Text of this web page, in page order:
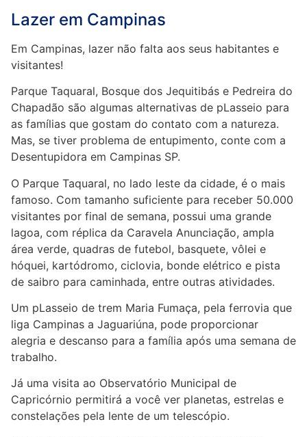
Lazer em Campinas
Em Campinas, lazer não falta aos seus habitantes e
visitantes!
Parque Taquaral, Bosque dos Jequitibás e Pedreira do
Chapadão são algumas alternativas de pLasseio para
as famílias que gostam do contato com a natureza.
Mas, se tiver problema de entupimento, conte com a
Desentupidora em Campinas SP.
O Parque Taquaral, no lado leste da cidade, é o mais
famoso. Com tamanho suficiente para receber 50.000
visitantes por final de semana, possui uma grande
lagoa, com réplica da Caravela Anunciação, ampla
área verde, quadras de futebol, basquete, vôlei e
hóquei, kartódromo, ciclovia, bonde elétrico e pista
de saibro para caminhada, entre outras atividades.
Um pLasseio de trem Maria Fumaça, pela ferrovia que
liga Campinas a Jaguariúna, pode proporcionar
alegria e descanso para a família após uma semana de
trabalho.
Já uma visita ao Observatório Municipal de
Capricórnio permitirá a você ver planetas, estrelas e
constelações pela lente de um telescópio.